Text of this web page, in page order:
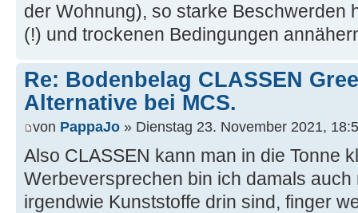
der Wohnung), so starke Beschwerden
(!) und trockenen Bedingungen
Re: Bodenbelag CLASSEN
Alternative bei MCS.
von PappaJo » Dienstag 23. November 2021,
Also CLASSEN kann man in die Tonne
Werbeversprechen bin ich damals
irgendwie Kunststoffe drin sind, finger